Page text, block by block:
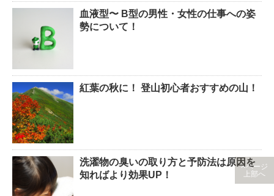
血液型〜 B型の男性・女性の仕事への姿
勢について！
紅葉の秋に！ 登山初心者おすすめの山！
洗濯物の臭いの取り方と予防法は原因を
知ればより効果UP！
ページ
上部へ